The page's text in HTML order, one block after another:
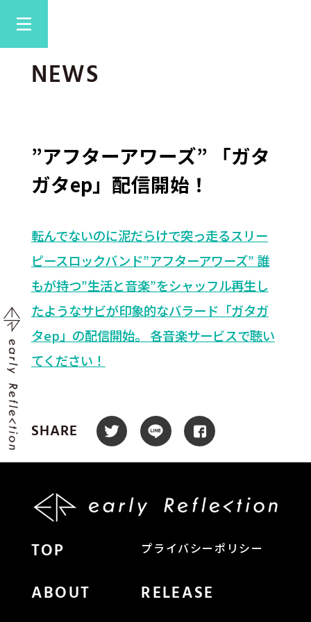
NEWS
”アフターアワーズ” 「ガタ
ガタep」配信開始！
転んでないのに泥だらけで突っ走るスリー
ピースロックバンド”アフターアワーズ” 誰
もが持つ”生活と音楽”をシャッフル再生し
たようなサビが印象的なバラード「ガタガ
タep」の配信開始。 各音楽サービスで聴い
てください！
SHARE
TOP プライバシーポリシー
ABOUT RELEASE